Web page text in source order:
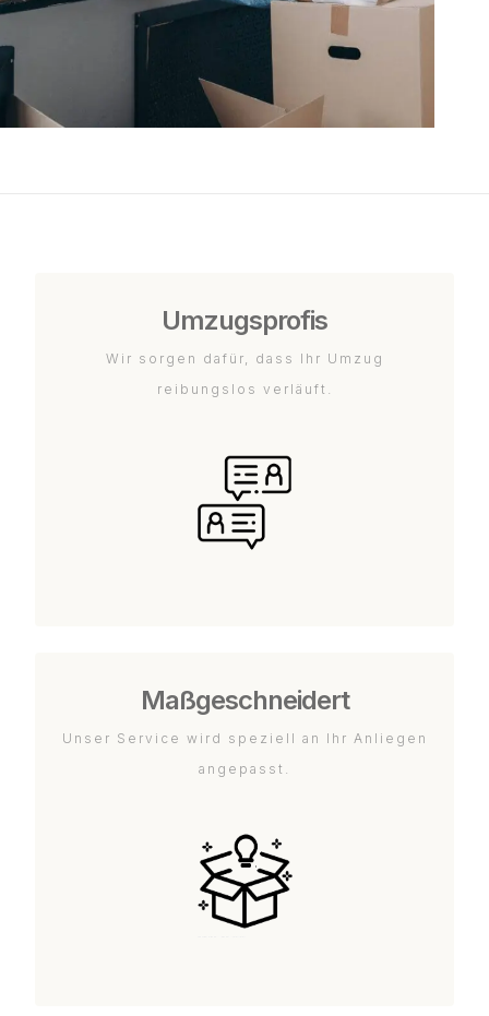
Umzugsprofis
Wir sorgen dafür, dass Ihr Umzug
reibungslos verläuft.
Maßgeschneidert
Unser Service wird speziell an Ihr Anliegen
angepasst.